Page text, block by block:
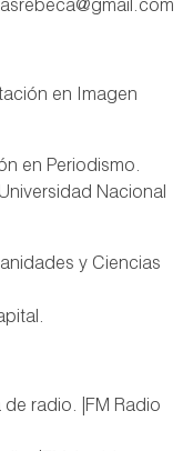
en Imagen
en Periodismo.
Nacional
y Ciencias
radio. |FM Radio